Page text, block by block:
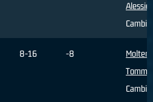
Alessio
Cambio
8-16 -8
Molteni
Cambio